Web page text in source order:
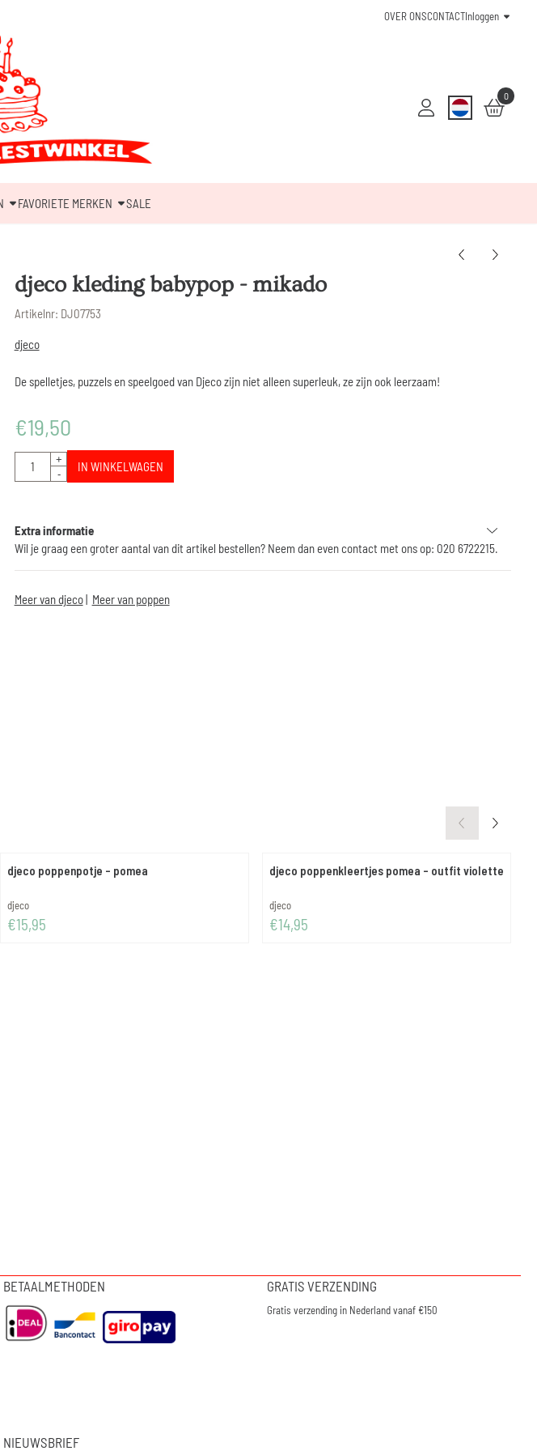
OVER ONSCONTACTInloggen
0
FAVORIETE MERKEN SALE
djeco kleding babypop - mikado
Artikelnr: DJ07753
djeco
De spelletjes, puzzels en speelgoed van Djeco zijn niet alleen superleuk, ze zijn ook leerzaam!
€19,50
Aantal
+
-
IN WINKELWAGEN
Extra informatie
Wil je graag een groter aantal van dit artikel bestellen? Neem dan even contact met ons op: 020 6722215.
Meer van djeco| Meer van poppen
djeco poppenpotje - pomea
Merk:
djeco
Prijs: 15,95
€15,95
djeco poppenkleertjes pomea - outfit violette
Merk:
djeco
Prijs: 14,95
€14,95
BETAALMETHODEN GRATIS VERZENDING
Gratis verzending in Nederland vanaf €150
NIEUWSBRIEF